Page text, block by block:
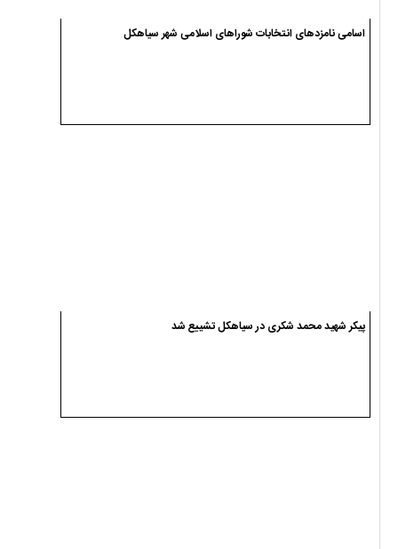
اسامی نامزدهای انتخابات شوراهای اسلامی شهر سیاهکل
پیکر شهید محمد شکری در سیاهکل تشییع شد